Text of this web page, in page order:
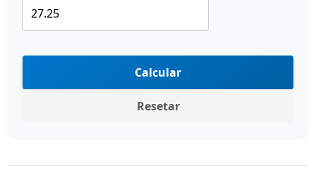
Calcular
Resetar